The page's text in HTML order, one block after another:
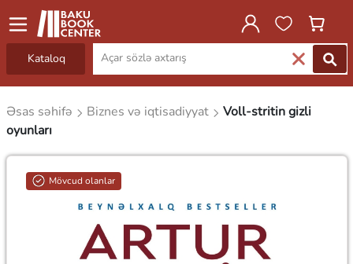
Kataloq
Əsas səhifə Biznes və iqtisadiyyat
Voll-stritin gizli
oyunları
Mövcud olanlar